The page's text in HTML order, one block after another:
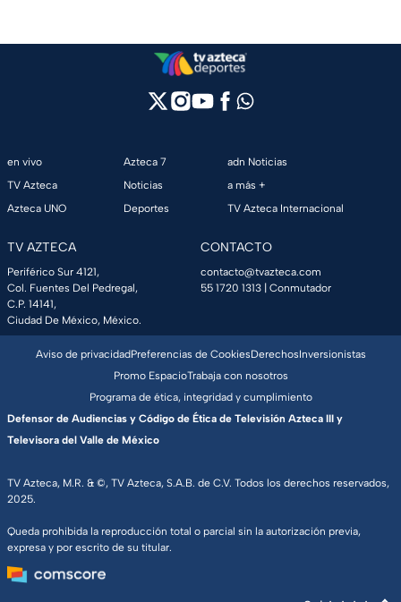
en vivo
TV Azteca
Azteca UNO
Azteca 7
Noticias
Deportes
adn Noticias
a más +
TV Azteca Internacional
TV AZTECA
Periférico Sur 4121,
Col. Fuentes Del Pedregal,
C.P. 14141,
Ciudad De México, México.
CONTACTO
contacto@tvazteca.com
55 1720 1313 | Conmutador
TV Azteca, M.R. & ©, TV Azteca, S.A.B. de C.V. Todos los derechos reservados,
2025.
Queda prohibida la reproducción total o parcial sin la autorización previa,
expresa y por escrito de su titular.
Aviso de privacidadPreferencias de CookiesDerechosInversionistas
Promo EspacioTrabaja con nosotros
Programa de ética, integridad y cumplimiento
Defensor de Audiencias y Código de Ética de Televisión Azteca III y
Televisora del Valle de México